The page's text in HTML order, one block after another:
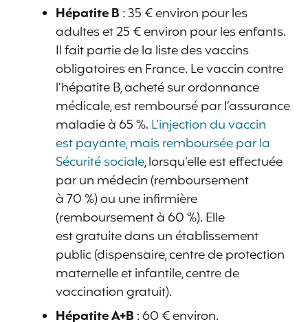
Hépatite B : 35 € environ pour les
adultes et 25 € environ pour les enfants.
Il fait partie de la liste des vaccins
obligatoires en France. Le vaccin contre
l’hépatite B, acheté sur ordonnance
médicale, est remboursé par l’assurance
maladie à 65 %. L’injection du vaccin
est payante, mais remboursée par la
Sécurité sociale, lorsqu’elle est effectuée
par un médecin (remboursement
à 70 %) ou une infirmière
(remboursement à 60 %). Elle
est gratuite dans un établissement
public (dispensaire, centre de protection
maternelle et infantile, centre de
vaccination gratuit).
Hépatite A+B : 60 € environ.